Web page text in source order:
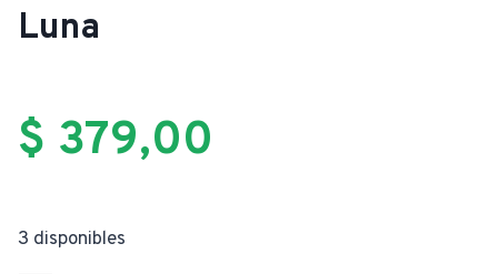
Luna
$ 379,00
3 disponibles